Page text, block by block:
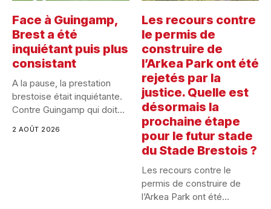
Face à Guingamp,
Brest a été
inquiétant puis plus
consistant
A la pause, la prestation
brestoise était inquiétante.
Contre Guingamp qui doit...
2 AOÛT 2026
Les recours contre
le permis de
construire de
l’Arkea Park ont été
rejetés par la
justice. Quelle est
désormais la
prochaine étape
pour le futur stade
du Stade Brestois ?
Les recours contre le
permis de construire de
l’Arkea Park ont été...